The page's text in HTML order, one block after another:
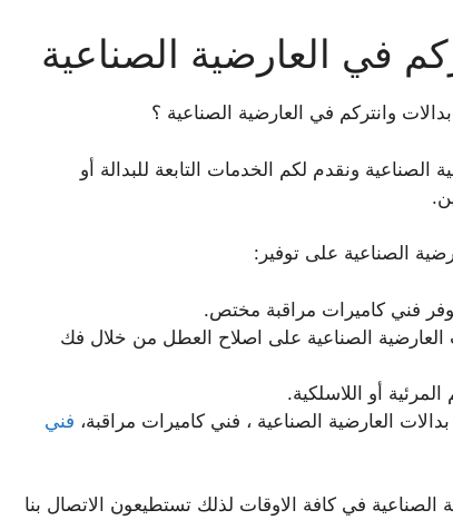
في العارضية الصناعية
وانتركم في العارضية الصناعية ؟
ونقدم لكم الخدمات التابعة للبدالة أو
الصناعية على توفير:
فني كاميرات مراقبة مختص.
الصناعية على اصلاح العطل من خلال فك
أو اللاسلكية.
العارضية الصناعية ، فني كاميرات مراقبة، فني
في كافة الاوقات لذلك تستطيعون الاتصال بنا